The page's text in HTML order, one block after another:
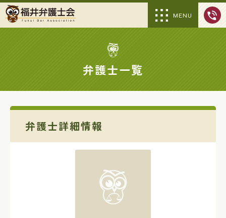
MENU
弁護士一覧
弁護士詳細情報